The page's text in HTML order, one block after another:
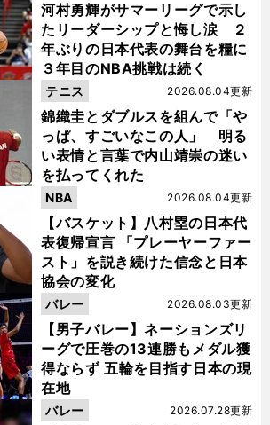
河村勇輝がサマーリーグで示し
たリーダーシップと悔し涙 ２
年ぶりの日本代表の舞台を糧に
３年目のNBA挑戦は続く
錦織圭とダブルスを組んで「や
っぱ、すごいなこの人」 明る
い表情と言葉で内山靖崇の迷い
を払ってくれた
2026.08.04更新
テニス
【バスケット】八村塁の日本代
表復帰宣言 「プレーヤーファー
スト」を説き続けた信念と日本
協会の変化
2026.08.04更新
NBA
【男子バレー】ネーションズリ
ーグで圧巻の13連勝もメダル獲
得ならず 五輪を目指す日本の現
在地
2026.08.03更新
バレー
2026.07.28更新
バレー